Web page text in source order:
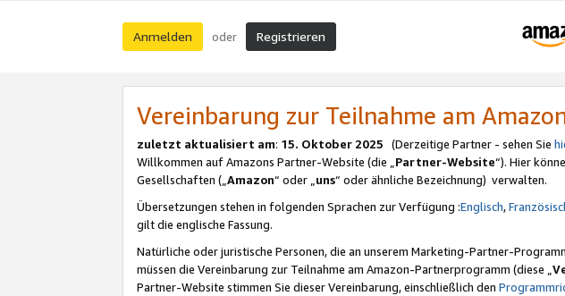
Anmelden oder Registrieren
Vereinbarung zur Teilnahme am
zuletzt aktualisiert am: 15. Oktober 2025 (Derzeitige Partner - sehen Sie
Willkommen auf Amazons Partner-Website (die „Partner-Website“). Hier
Gesellschaften („Amazon“ oder „uns“ oder ähnliche Bezeichnung) verwalten.
Übersetzungen stehen in folgenden Sprachen zur Verfügung :Englisch,
gilt die englische Fassung.
Natürliche oder juristische Personen, die an unserem Marketing-Partner-
müssen die Vereinbarung zur Teilnahme am Amazon-Partnerprogramm (diese „
Partner-Website stimmen Sie dieser Vereinbarung, einschließlich den